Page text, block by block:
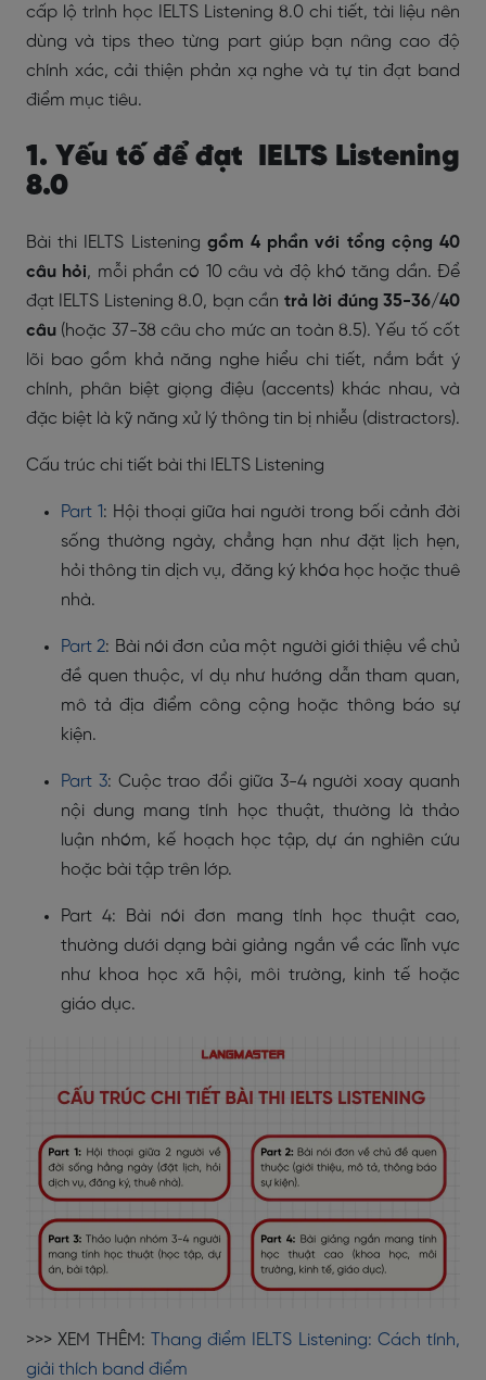
cấp lộ trình học IELTS Listening 8.0 chi tiết, tài liệu nên
dùng và tips theo từng part giúp bạn nâng cao độ
chính xác, cải thiện phản xạ nghe và tự tin đạt band
điểm mục tiêu.
1. Yếu tố để đạt IELTS Listening
8.0
Bài thi IELTS Listening gồm 4 phần với tổng cộng 40
câu hỏi, mỗi phần có 10 câu và độ khó tăng dần. Để
đạt IELTS Listening 8.0, bạn cần trả lời đúng 35-36/40
câu (hoặc 37-38 câu cho mức an toàn 8.5). Yếu tố cốt
lõi bao gồm khả năng nghe hiểu chi tiết, nắm bắt ý
chính, phân biệt giọng điệu (accents) khác nhau, và
đặc biệt là kỹ năng xử lý thông tin bị nhiễu (distractors).
Cấu trúc chi tiết bài thi IELTS Listening
Part 1: Hội thoại giữa hai người trong bối cảnh đời
sống thường ngày, chẳng hạn như đặt lịch hẹn,
hỏi thông tin dịch vụ, đăng ký khóa học hoặc thuê
nhà.
Part 2: Bài nói đơn của một người giới thiệu về chủ
đề quen thuộc, ví dụ như hướng dẫn tham quan,
mô tả địa điểm công cộng hoặc thông báo sự
kiện.
Part 3: Cuộc trao đổi giữa 3-4 người xoay quanh
nội dung mang tính học thuật, thường là thảo
luận nhóm, kế hoạch học tập, dự án nghiên cứu
hoặc bài tập trên lớp.
Part 4: Bài nói đơn mang tính học thuật cao,
thường dưới dạng bài giảng ngắn về các lĩnh vực
như khoa học xã hội, môi trường, kinh tế hoặc
giáo dục.
>>> XEM THÊM:
Thang điểm IELTS Listening: Cách tính,
giải thích band điểm